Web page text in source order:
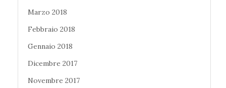
Marzo 2018
Febbraio 2018
Gennaio 2018
Dicembre 2017
Novembre 2017